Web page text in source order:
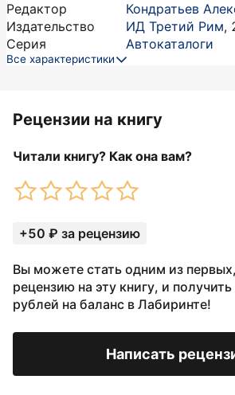
Редактор
Кондратьев
Издательство
ИД Третий Рим,
Серия
Автокаталоги
Все характеристики
Рецензии на книгу
Читали книгу? Как она вам?
+50 ₽ за рецензию
Вы можете стать одним из
рецензию на эту книгу, и
рублей на баланс в Лабиринте!
Написать